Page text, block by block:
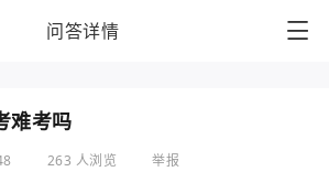
问答详情
难考吗
263 人浏览
举报